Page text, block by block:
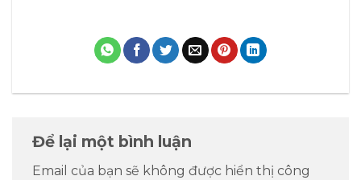
Để lại một bình luận
Email của bạn sẽ không được hiển thị công